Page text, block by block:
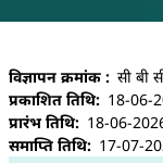
डी आई पी आर में
विज्ञापन क्रमांक
सी बी
प्रकाशित तिथि
18-06-
प्रारंभ तिथि
18-06-
समाप्ति तिथि
17-07-